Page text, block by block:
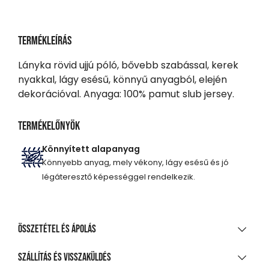
Termékleírás
Lányka rövid ujjú póló, bővebb szabással, kerek
nyakkal, lágy esésű, könnyű anyagból, elején
dekorációval. Anyaga: 100% pamut slub jersey.
Termékelőnyök
Könnyített alapanyag
Könnyebb anyag, mely vékony, lágy esésű és jó
légáteresztő képességgel rendelkezik.
Összetétel és ápolás
ANYAGÖSSZETÉTEL
Szállítás és visszaküldés